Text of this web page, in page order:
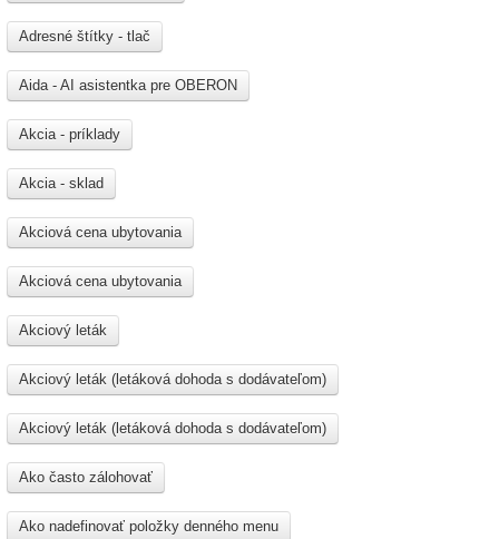
Adresné štítky - tlač
Aida - AI asistentka pre OBERON
Akcia - príklady
Akcia - sklad
Akciová cena ubytovania
Akciová cena ubytovania
Akciový leták
Akciový leták (letáková dohoda s dodávateľom)
Akciový leták (letáková dohoda s dodávateľom)
Ako často zálohovať
Ako nadefinovať položky denného menu